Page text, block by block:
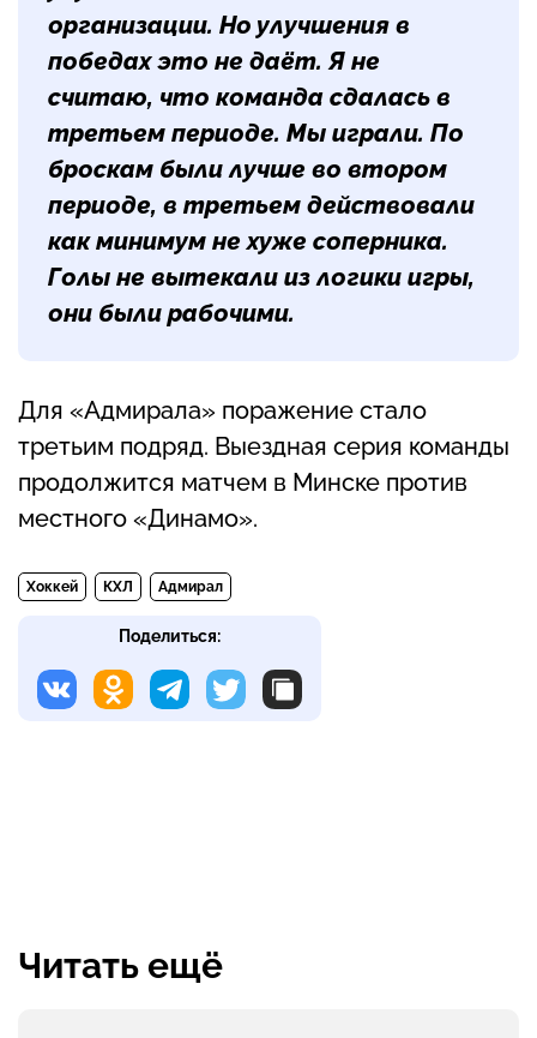
организации. Но улучшения в
победах это не даёт. Я не
считаю, что команда сдалась в
третьем периоде. Мы играли. По
броскам были лучше во втором
периоде, в третьем действовали
как минимум не хуже соперника.
Голы не вытекали из логики игры,
они были рабочими.
Для «Адмирала» поражение стало
третьим подряд. Выездная серия команды
продолжится матчем в Минске против
местного «Динамо».
Хоккей КХЛ Адмирал
Поделиться:
Читать ещё